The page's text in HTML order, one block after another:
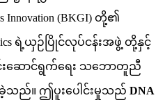
Innovation (BKGI) တို့၏
ရဲ့ယှဉ်ပြိုင်လုပ်ငန်းအဖွဲ့ တို့နှင့်
းဆောင်ရွက်ရေး သဘောတူညီ
သည်။ ဤပူးပေါင်းမှုသည် DNA